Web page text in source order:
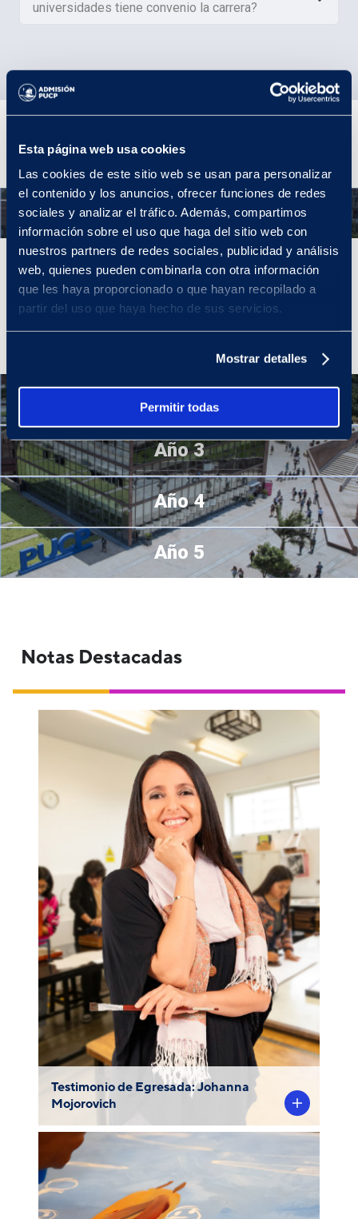
Esta página web usa cookies
Las cookies de este sitio web se usan para personalizar
el contenido y los anuncios, ofrecer funciones de redes
sociales y analizar el tráfico. Además, compartimos
información sobre el uso que haga del sitio web con
nuestros partners de redes sociales, publicidad y análisis
web, quienes pueden combinarla con otra información
que les haya proporcionado o que hayan recopilado a
partir del uso que haya hecho de sus servicios.
Mostrar detalles
Permitir todas
universidades tiene convenio la carrera?
Plan de estudios
Año 1
Año 1
El primer año llevarás cursos que te brindarán los fundamentos
del arte y potenciarán tus competencias en el área, como
Introducción al Arte y al Diseño, Dibujo, Creatividad y
Año 2
Año 3
Año 4
Año 5
Notas Destacadas
Testimonio de Egresada: Johanna
Mojorovich
Nuestra egresada de Educación Artística,
Johanna Mojorovich, pedagoga y
terapeuta en el Espacio Artístico
ComuniArtes, nos cuenta que Educación
Artística es para ella: artes,
interdisciplinariedad y vínculo contigo
mismo y con el otro.
Educación Artística, estudiantes de los
primeros años de la FAD diseñaron